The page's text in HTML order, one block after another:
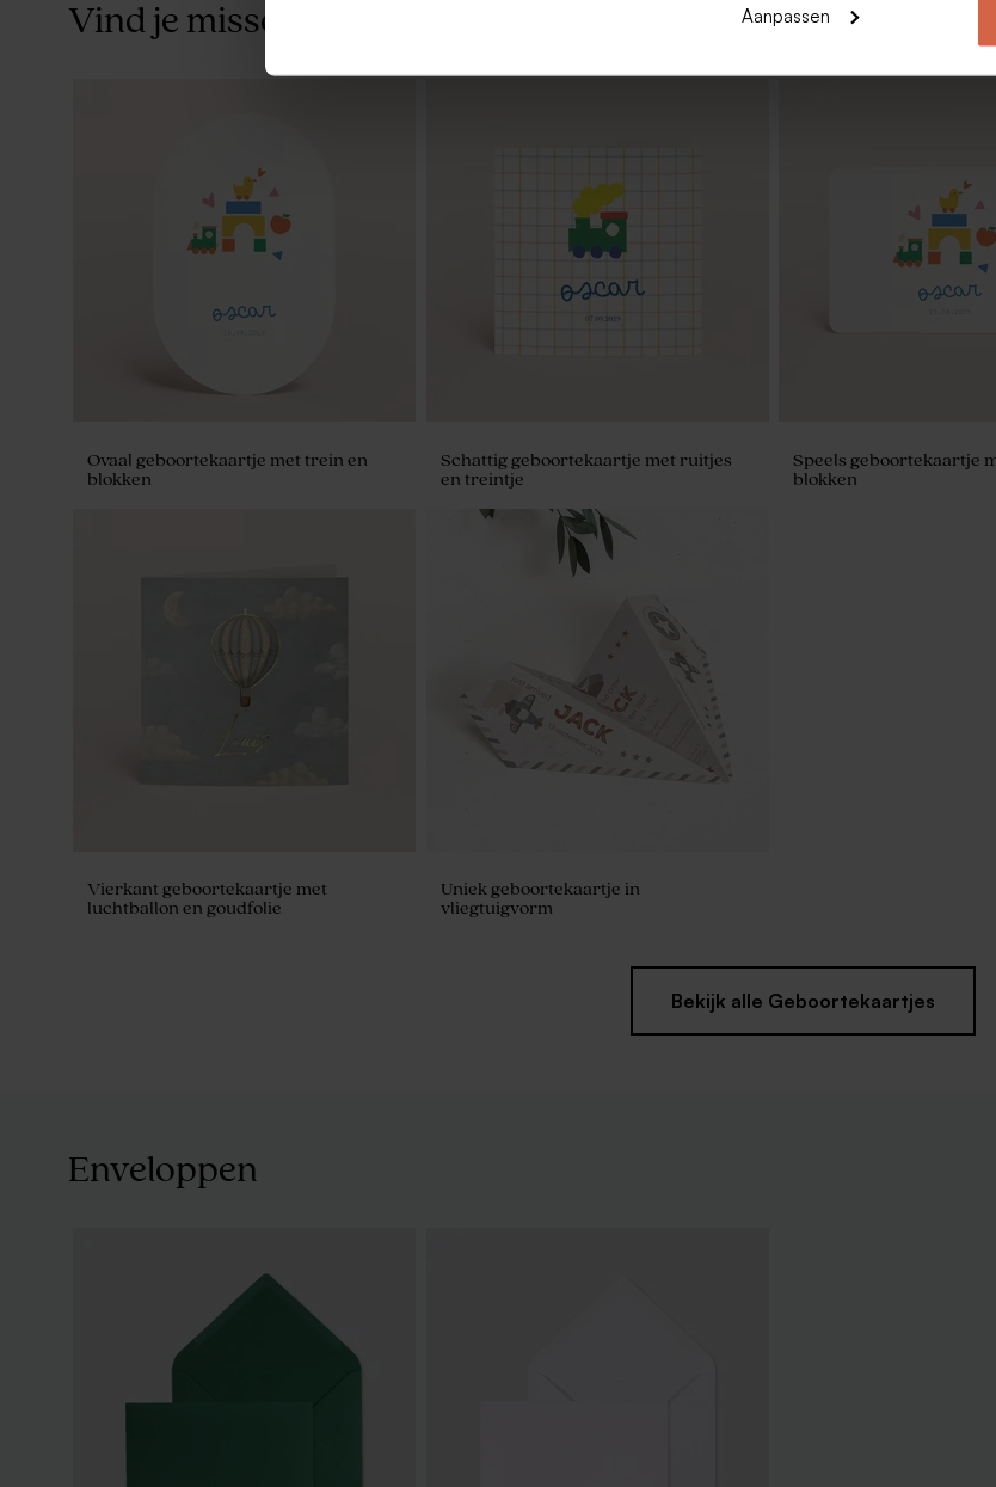
Aanpassen
Artisanale lolly met regenboogkleuren
Gekleurde ronde snoepjes 1kg (± 625
Bellenblaas blauw
Marbré blauwe lentilles 1 kg (± 1120
Vind je misschien ook leuk
Ovaal geboortekaartje met trein en
blokken
Schattig geboortekaartje met ruitjes
en treintje
Speels geboortekaartje
blokken
Vierkant geboortekaartje met
luchtballon en goudfolie
Uniek geboortekaartje in
vliegtuigvorm
Bekijk alle Geboortekaartjes
Enveloppen